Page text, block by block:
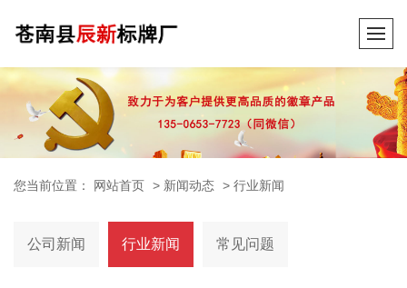
您当前位置： 网站首页 > 新闻动态 > 行业新闻
公司新闻 行业新闻 常见问题